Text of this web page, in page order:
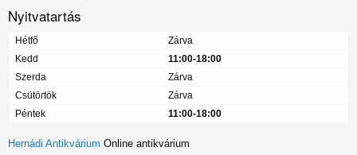
Nyitvatartás
Hétfő
Zárva
Kedd
11:00-18:00
Szerda
Zárva
Csütörtök
Zárva
Péntek
11:00-18:00
Hernádi Antikvárium Online antikvárium